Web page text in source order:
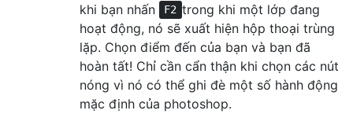
khi bạn nhấn
F2 trong khi một lớp đang
hoạt động, nó sẽ xuất hiện hộp thoại trùng
lặp. Chọn điểm đến của bạn và bạn đã
hoàn tất! Chỉ cần cẩn thận khi chọn các nút
nóng vì nó có thể ghi đè một số hành động
mặc định của photoshop.